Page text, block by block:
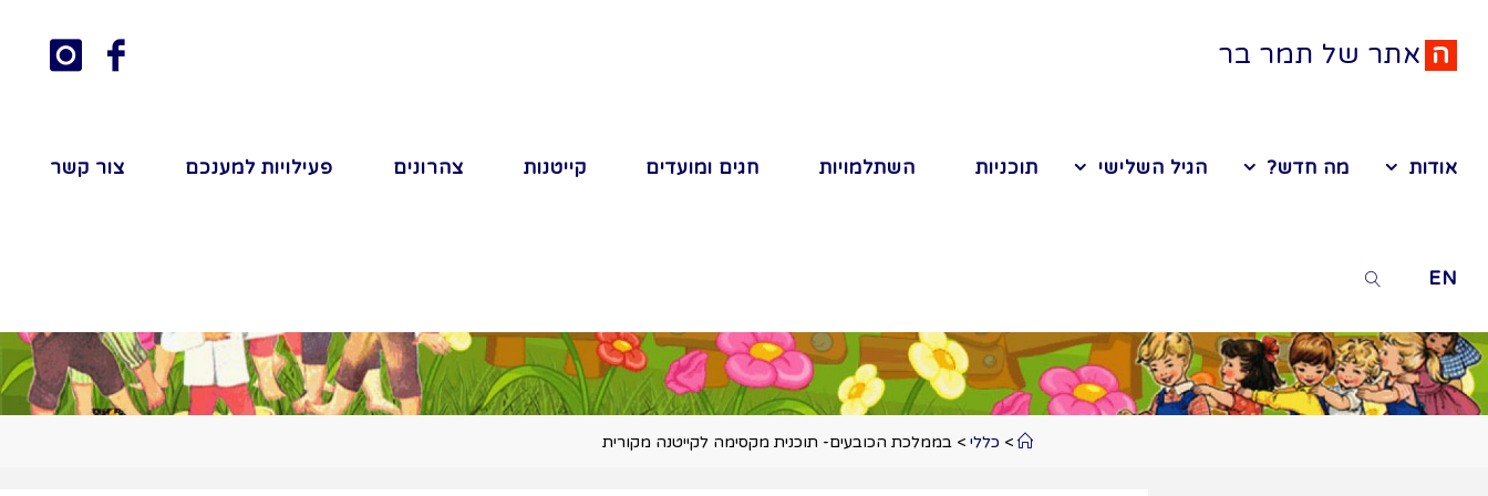
ה אתר של תמר בר
אודות מה חדש? הגיל השלישי תוכניות השתלמויות חגים ומועדים קייטנות צהרונים פעילויות למענכם צור קשר
EN
> כללי> בממלכת הכובעים- תוכנית מקסימה לקייטנה מקורית